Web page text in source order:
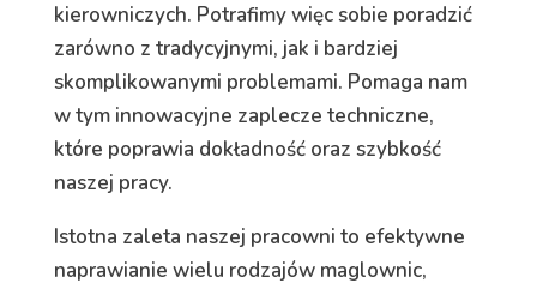
kierowniczych. Potrafimy więc sobie poradzić
zarówno z tradycyjnymi, jak i bardziej
skomplikowanymi problemami. Pomaga nam
w tym innowacyjne zaplecze techniczne,
które poprawia dokładność oraz szybkość
naszej pracy.
Istotna zaleta naszej pracowni to efektywne
naprawianie wielu rodzajów maglownic,